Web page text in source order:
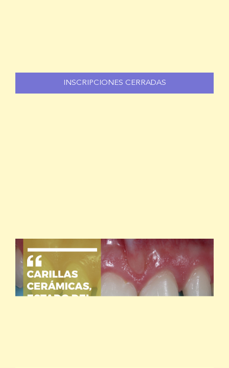
INSCRIPCIONES CERRADAS